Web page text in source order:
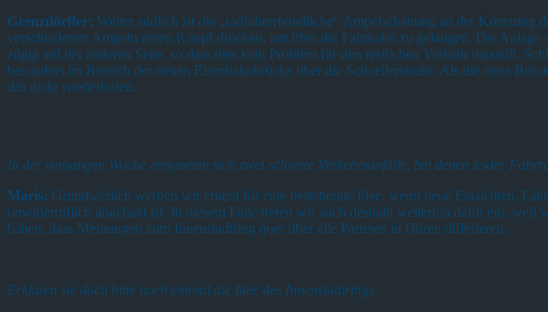
Grenzdörffer: Weiter südlich ist die „radfahrerfeindliche“ Ampelschaltung an der
verschiedenen Ampeln einen Knopf drücken, um über die Fahrbahn zu gelangen. Die
zügig auf der anderen Seite, so dass dies kein Problem für den restlichen Verkehr darstellt.
besonders im Bereich der neuen Eisenbahnbrücke über die Schoellerstraße. Als die neue
das nicht wiederholen.
In der vergangen Woche ereigneten sich zwei schwere Verkehrsunfälle, bei denen leider
Maris: Grundsätzlich werben wir erneut für eine bestehende Idee, wenn neue Einsichten,
unwiderruflich abgehakt ist. In diesem Falle treten wir auch deshalb weiterhin dafür ein, weil
haben, dass Meinungen zum Innenstadtring quer über alle Parteien in Düren differieren.
Erklären sie doch bitte noch einmal die Idee des Innenstadtrings.